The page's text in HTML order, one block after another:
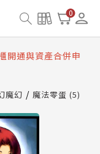
0
併與書櫃開通申請
題
開通與資產合併申
併與書櫃開通申請
魔幻 魔法零蛋 (5)